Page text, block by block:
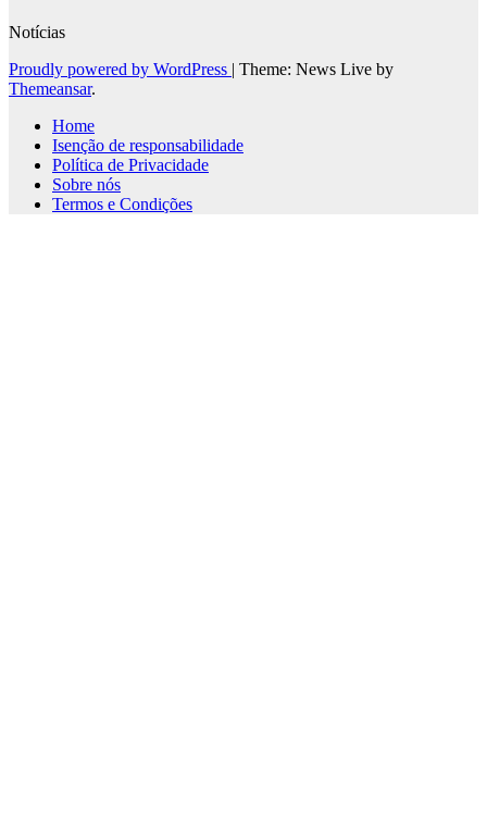
Notícias
Proudly powered by WordPress | Theme: News Live by
Themeansar.
Home
Isenção de responsabilidade
Política de Privacidade
Sobre nós
Termos e Condições